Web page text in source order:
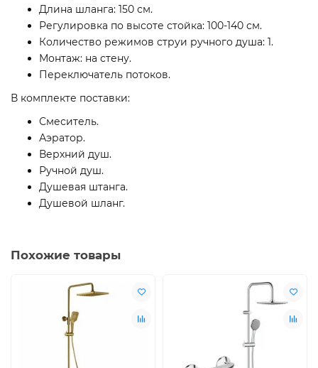
Длина шланга: 150 см.
Регулировка по высоте стойка: 100-140 см.
Количество режимов струи ручного душа: 1.
Монтаж: на стену.
Переключатель потоков.
В комплекте поставки:
Смеситель.
Аэратор.
Верхний душ.
Ручной душ.
Душевая штанга.
Душевой шланг.
Похожие товары